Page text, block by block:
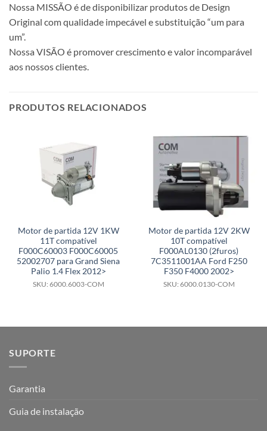
Nossa MISSÃO é de disponibilizar produtos de Design
Original com qualidade impecável e substituição “um para
um”.
Nossa VISÃO é promover crescimento e valor incomparável
aos nossos clientes.
PRODUTOS RELACIONADOS
Motor de partida 12V 1KW
11T compatível
F000C60003 F000C60005
52002707 para Grand Siena
Palio 1.4 Flex 2012>
SKU: 6000.6003-COM
Motor de partida 12V 2KW
10T compatível
F000AL0130 (2furos)
7C3511001AA Ford F250
F350 F4000 2002>
SKU: 6000.0130-COM
SUPORTE
Garantia
Guia de instalação